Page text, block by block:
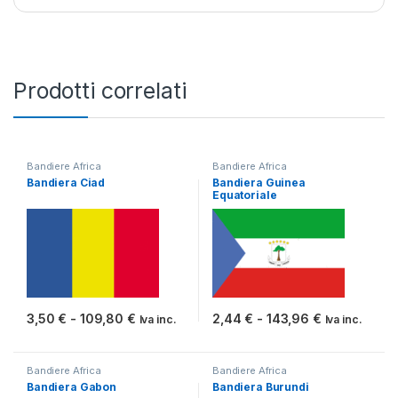
Prodotti correlati
Bandiere Africa
Bandiera Ciad
3,50 € - 109,80 €Fascia di prezzo: da 3,50 € a 109,80 €
Iva inc.
Bandiere Africa
Bandiera Guinea
Equatoriale
2,44 € - 143,96 €Fascia di
Iva inc.
Bandiere Africa
Bandiera Gabon
Bandiere Africa
Bandiera Burundi